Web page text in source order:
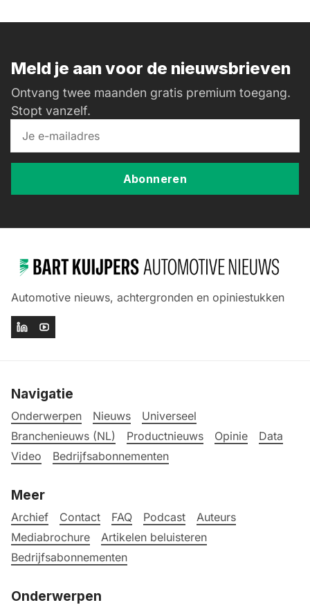
Meld je aan voor de nieuwsbrieven
Ontvang twee maanden gratis premium toegang.
Stopt vanzelf.
Abonneren
Automotive nieuws, achtergronden en opiniestukken
Navigatie
Onderwerpen Nieuws
Universeel
Branchenieuws (NL)
Productnieuws Opinie
Data
Video
Bedrijfsabonnementen
Meer
Archief Contact FAQ Podcast
Auteurs
Mediabrochure
Artikelen beluisteren
Bedrijfsabonnementen
Onderwerpen